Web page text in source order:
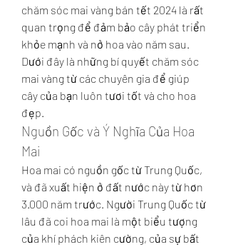
chăm sóc mai vàng bán tết 2024 là rất
quan trọng để đảm bảo cây phát triển
khỏe mạnh và nở hoa vào năm sau.
Dưới đây là những bí quyết chăm sóc
mai vàng từ các chuyên gia để giúp
cây của bạn luôn tươi tốt và cho hoa
đẹp.
Nguồn Gốc và Ý Nghĩa Của Hoa
Mai
Hoa mai có nguồn gốc từ Trung Quốc,
và đã xuất hiện ở đất nước này từ hơn
3.000 năm trước. Người Trung Quốc từ
lâu đã coi hoa mai là một biểu tượng
của khí phách kiên cường, của sự bất